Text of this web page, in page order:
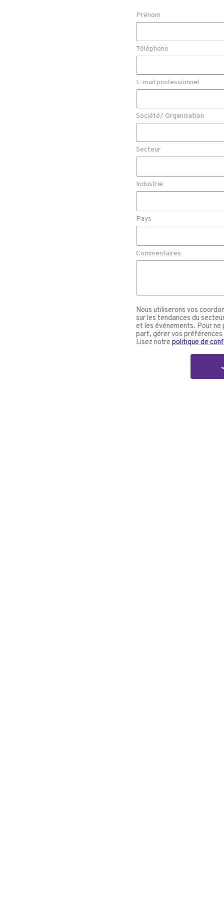
Prénom
Téléphone
E-mail professionnel
Société/ Organisation
Secteur
Industrie
Pays
Commentaires
Nous utiliserons vos
sur les tendances du
et les événements. Pour ne
part, gérer vos préférences
Lisez notre politique de